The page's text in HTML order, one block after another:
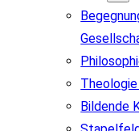
Bildende